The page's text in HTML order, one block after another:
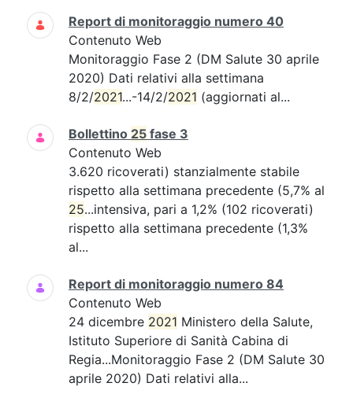
Report di monitoraggio numero 40
Contenuto Web
Monitoraggio Fase 2 (DM Salute 30 aprile
2020) Dati relativi alla settimana
8/2/2021...-14/2/2021 (aggiornati al...
Bollettino 25 fase 3
Contenuto Web
3.620 ricoverati) stanzialmente stabile
rispetto alla settimana precedente (5,7% al
25...intensiva, pari a 1,2% (102 ricoverati)
rispetto alla settimana precedente (1,3%
al...
Report di monitoraggio numero 84
Contenuto Web
24 dicembre 2021 Ministero della Salute,
Istituto Superiore di Sanità Cabina di
Regia...Monitoraggio Fase 2 (DM Salute 30
aprile 2020) Dati relativi alla...